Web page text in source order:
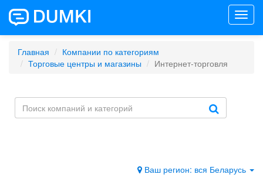
Главная
Компании по категориям
Торговые центры и магазины
Интернет-торговля
Ваш регион: вся Беларусь